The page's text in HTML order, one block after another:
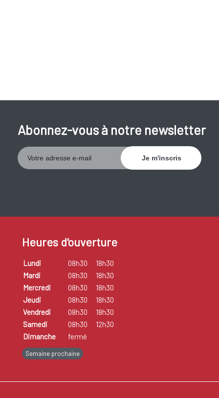
Abonnez-vous à notre newsletter
Heures d'ouverture
Lundi 08h30
18h30
Mardi
08h30
18h30
Mercredi
08h30
18h30
Jeudi
08h30
18h30
Vendredi
08h30
18h30
Samedi
08h30
12h30
Dimanche
fermé
Semaine prochaine